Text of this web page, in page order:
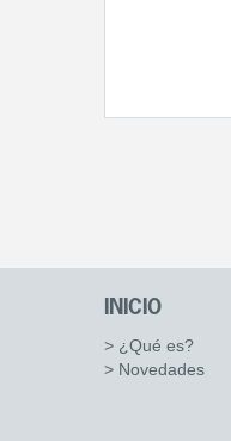
INICIO
> ¿Qué es?
> Novedades